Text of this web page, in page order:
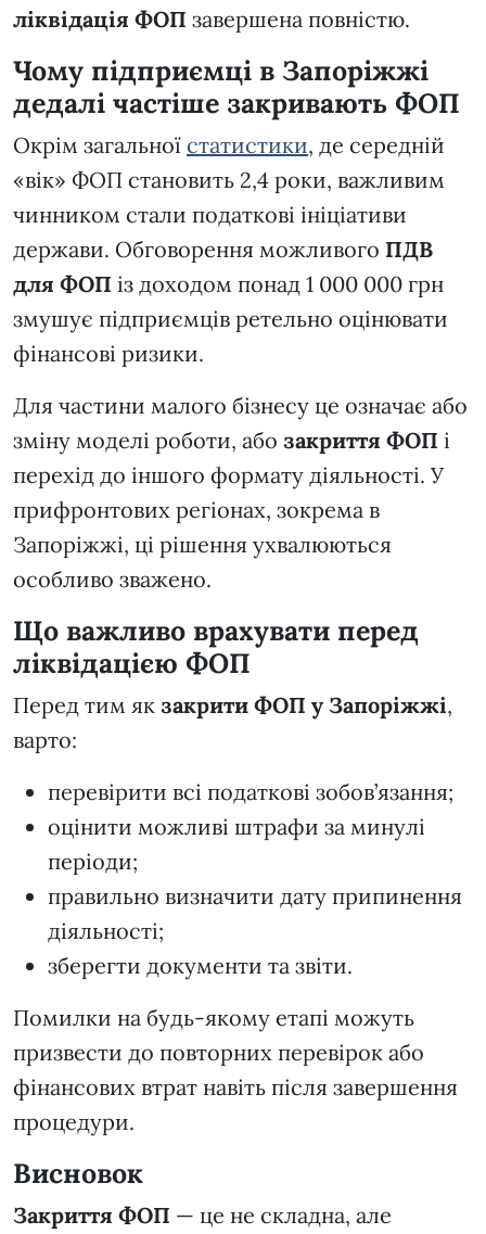
ліквідація ФОП завершена повністю.
Чому підприємці в Запоріжжі
дедалі частіше закривають ФОП
Окрім загальної статистики, де середній
«вік» ФОП становить 2,4 роки, важливим
чинником стали податкові ініціативи
держави. Обговорення можливого ПДВ
для ФОП із доходом понад 1 000 000 грн
змушує підприємців ретельно оцінювати
фінансові ризики.
Для частини малого бізнесу це означає або
зміну моделі роботи, або закриття ФОП і
перехід до іншого формату діяльності. У
прифронтових регіонах, зокрема в
Запоріжжі, ці рішення ухвалюються
особливо зважено.
Що важливо врахувати перед
ліквідацією ФОП
Перед тим як закрити ФОП у Запоріжжі,
варто:
перевірити всі податкові зобов’язання;
оцінити можливі штрафи за минулі
періоди;
правильно визначити дату припинення
діяльності;
зберегти документи та звіти.
Помилки на будь-якому етапі можуть
призвести до повторних перевірок або
фінансових втрат навіть після завершення
процедури.
Висновок
Закриття ФОП — це не складна, але